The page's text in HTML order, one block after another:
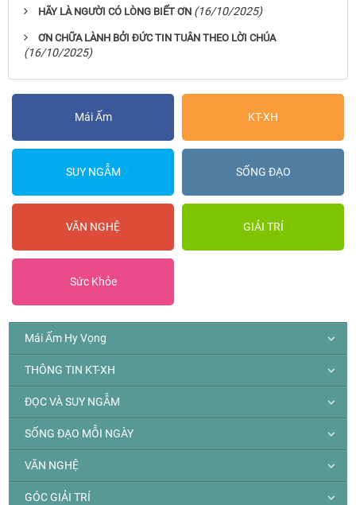
HÃY LÀ NGƯỜI CÓ LÒNG BIẾT ƠN (16/10/2025)
ƠN CHỮA LÀNH BỞI ĐỨC TIN TUÂN THEO LỜI CHÚA
(16/10/2025)
Mái Ấm KT-XH
SUY NGẪM SỐNG ĐẠO
VĂN NGHỆ GIẢI TRÍ
Sức Khỏe
Mái Ấm Hy Vọng
THÔNG TIN KT-XH
ĐỌC VÀ SUY NGẪM
SỐNG ĐẠO MỖI NGÀY
VĂN NGHỆ
GÓC GIẢI TRÍ